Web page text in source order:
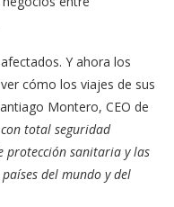
Y ahora los
cómo los viajes de sus
Montero, CEO de
total seguridad
protección sanitaria y las
del mundo y del